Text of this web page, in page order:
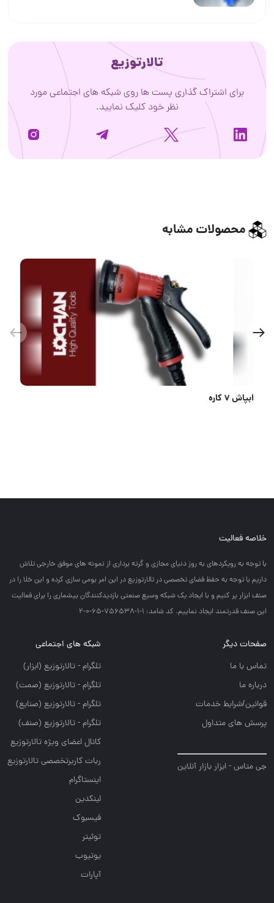
تالارتوزیع
برای اشتراک گذاری پست ها روی شبکه های اجتماعی مورد
نظر خود کلیک نمایید.
محصولات مشابه
یکسر رینگیHT 252
خلاصه فعالیت
با توجه به رويكردهاي به روز دنياي مجازي و گرته برداري از نمونه هاي موفق خارجي تلاش
داريم با توجه به حفظ فضاي تخصصي در تالارتوزيع در اين امر بومي سازي كرده و اين خلا را در
صنف ابزار پر كنيم و با ايجاد يك شبكه وسيع صنعتي بازديدكنندگان بيشماري را براي فعاليت
اين صنف قدرتمند ايجاد نماييم. کد شامد: 1-1-756538-65-0-2
صفحات دیگر
تماس با ما
درباره ما
قوانین/شرایط خدمات
پرسش های متداول
جی متاس - ابزار بازار آنلاین
شبکه های اجتماعی
تلگرام - تالارتوزيع (ابزار)
تلگرام - تالارتوزيع (صمت)
تلگرام - تالارتوزيع (صنايع)
تلگرام - تالارتوزیع (صنف)
کانال اعضای ویژه تالارتوزیع
ربات کاربرتخصصی تالارتوزیع
اینستاگرام
لینکدین
فیسبوک
توئیتر
یوتیوب
آپارات